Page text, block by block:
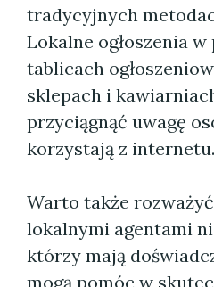
tradycyjnych
Lokalne ogłoszenia
tablicach
sklepach i
przyciągnąć uwagę
korzystają z internetu.
Warto także
lokalnymi agentami
którzy mają
mogą pomóc w